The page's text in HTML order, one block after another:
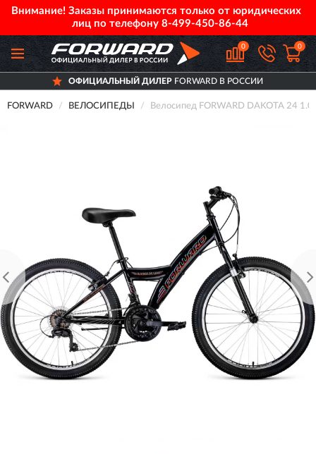
Внимание! Заказы принимаются только от юридических
лиц по телефону 8-499-450-86-44
0 0
ОФИЦИАЛЬНЫЙ ДИЛЕРFORWARD В РОССИИ
FORWARD ВЕЛОСИПЕДЫ Велосипед FORWARD DAKOTA 24